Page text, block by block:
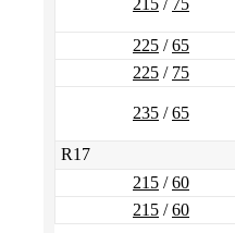
215 / 75
225 /65
225 / 75
235 /65
R17
215 /60
215 /60